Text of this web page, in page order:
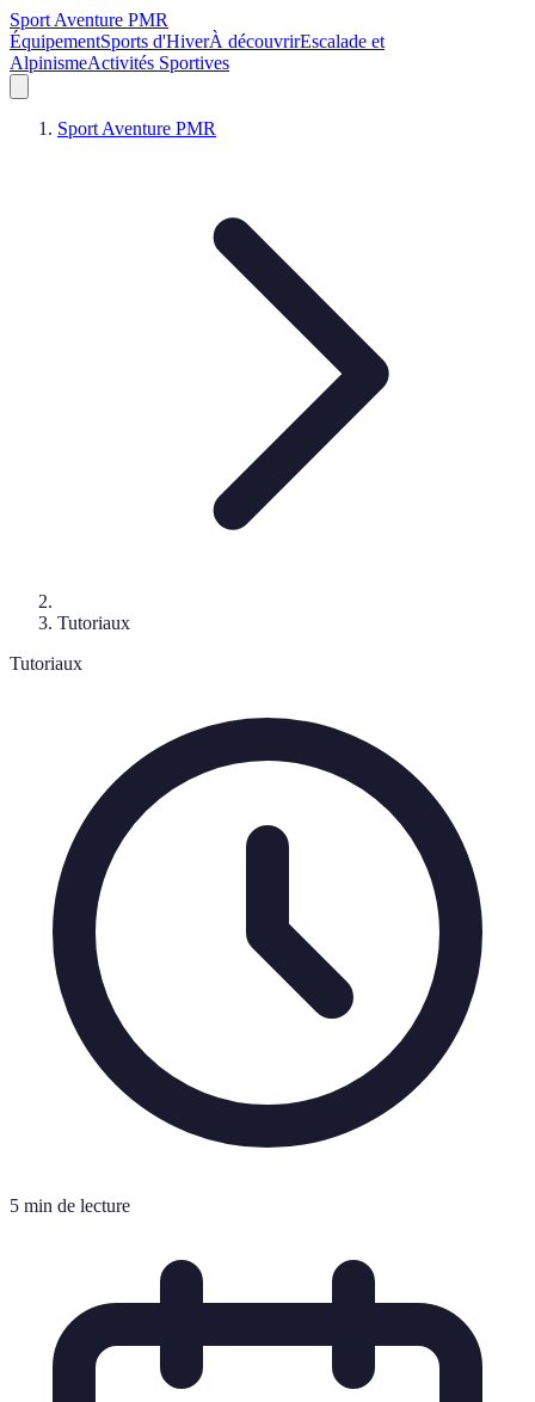
Sport Aventure PMR
ÉquipementSports d'HiverÀ découvrirEscalade et
AlpinismeActivités Sportives
Sport Aventure PMR
Tutoriaux
Tutoriaux
5 min de lecture